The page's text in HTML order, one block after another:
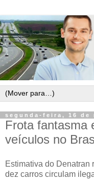
segunda-feira, 16 de
Frota fantasma
veículos no
Estimativa do Denatran
dez carros circulam